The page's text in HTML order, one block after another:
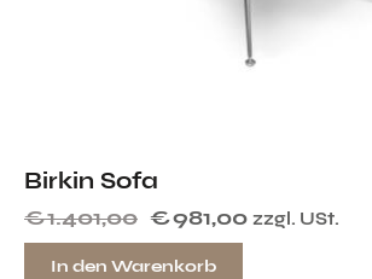
Birkin Sofa
€1.401,00 €981,00 zzgl. USt.
In den Warenkorb